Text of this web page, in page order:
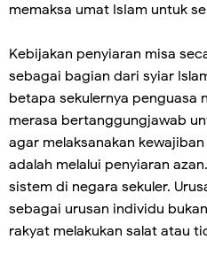
memaksa umat IsIam untuk
Kebijakan penyiaran misa
sebagai bagian dari syiar
betapa sekulernya penguasa
merasa bertanggungjawab
agar melaksanakan
adalah melalui penyiaran
sistem di negara sekuler.
sebagai urusan individu
rakyat melakukan salat atau